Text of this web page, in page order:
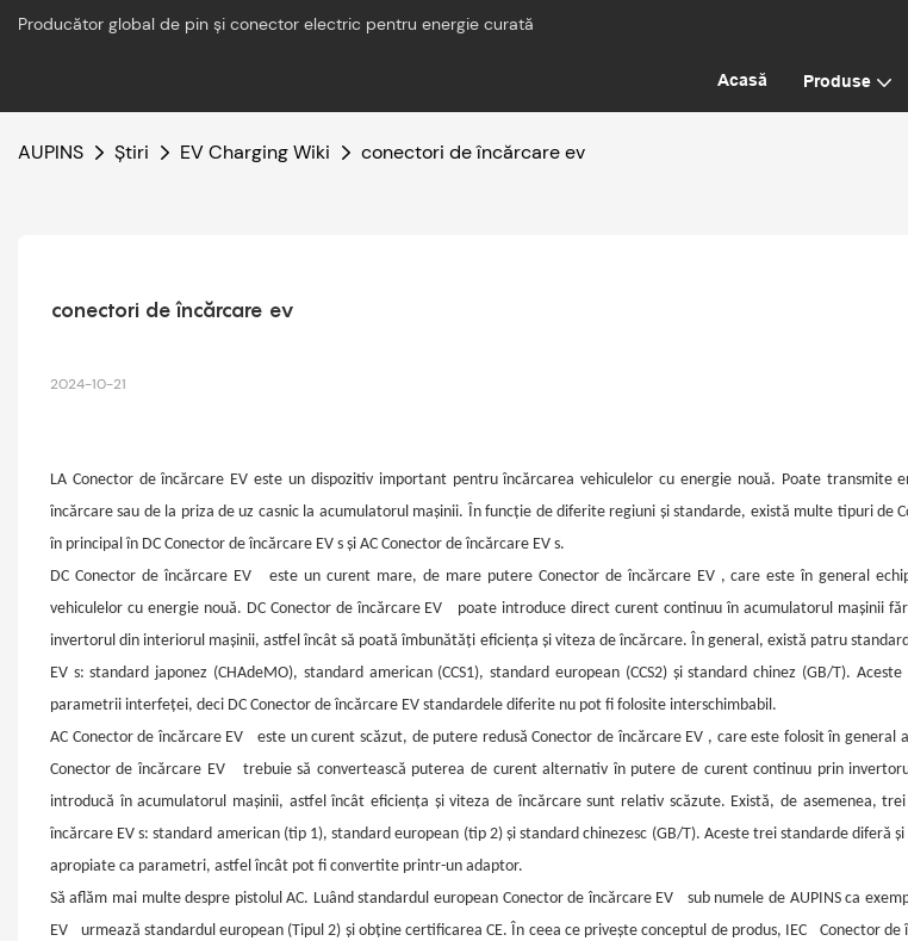
Producător global de pin și conector electric pentru energie curată
Acasă Produse
AUPINS Știri EV Charging Wiki conectori de încărcare ev
conectori de încărcare ev
2024-10-21
LA Conector de încărcare EVeste un dispozitiv important pentru încărcarea vehiculelor cu energie nouă. Poate transmite
încărcare sau de la priza de uz casnic la acumulatorul mașinii. În funcție de diferite regiuni și standarde, există multe tipuri de
în principal în DC Conector de încărcare EV s și AC Conector de încărcare EV s.
DC Conector de încărcare EV este un curent mare, de mare putere Conector de încărcare EV , care este în general
vehiculelor cu energie nouă. DC Conector de încărcare EV
poate introduce direct curent continuu în acumulatorul mașinii
invertorul din interiorul mașinii, astfel încât să poată îmbunătăți eficiența și viteza de încărcare. În general, există patru
EV s: standard japonez (CHAdeMO), standard american (CCS1), standard european (CCS2) și standard chinez (GB/T).
parametrii interfeței, deci DC Conector de încărcare EV standardele diferite nu pot fi folosite interschimbabil.
AC Conector de încărcare EV este un curent scăzut, de putere redusăConector de încărcare EV , care este folosit în general
Conector de încărcare EV
trebuie să convertească puterea de curent alternativ în putere de curent continuu prin
introducă în acumulatorul mașinii, astfel încât eficiența și viteza de încărcare sunt relativ scăzute. Există, de asemenea,
încărcare EVs: standard american (tip 1), standard european (tip 2) și standard chinezesc (GB/T). Aceste trei standarde diferă
apropiate ca parametri, astfel încât pot fi convertite printr-un adaptor.
Să aflăm mai multe despre pistolul AC. Luând standardul european Conector de încărcare EV sub numele de AUPINS ca
EV
urmează standardul european (Tipul 2) și obține certificarea CE. În ceea ce privește conceptul de produs, IEC Conector de